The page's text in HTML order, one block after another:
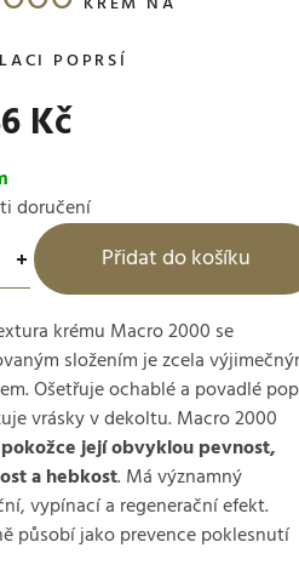
POPRSÍ
Kč
doručení
Přidat do košíku
krému Macro 2000 se
složením je zcela
Ošetřuje ochablé a povadlé
vrásky v dekoltu. Macro 2000
její obvyklou pevnost,
a hebkost. Má významný
vypínací a regenerační efekt.
působí jako prevence poklesnutí